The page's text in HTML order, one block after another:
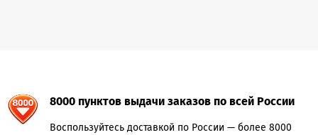
8000 пунктов выдачи заказов по всей России
Воспользуйтесь доставкой по России — более 8000